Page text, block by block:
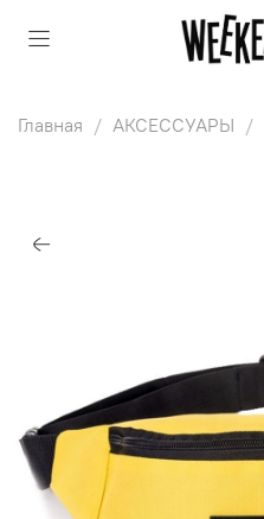
Главная АКСЕССУАРЫ